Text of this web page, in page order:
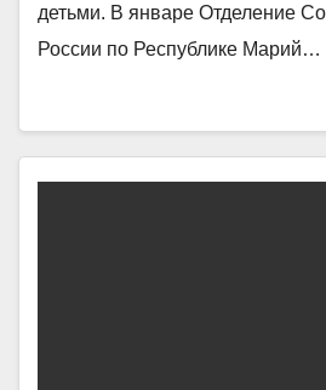
детьми. В январе Отделение
России по Республике Марий…